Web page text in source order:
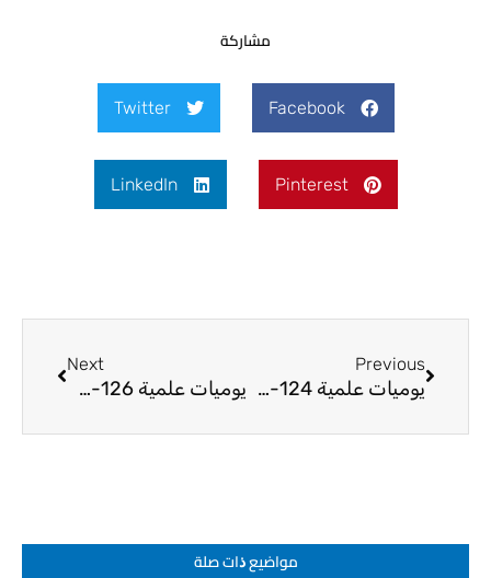
مشاركة
Facebook
Twitter
Pinterest
LinkedIn
Previous
يوميات علمية 124-24
Next
يوميات علمية 126-24
مواضيع ﺫات صلة